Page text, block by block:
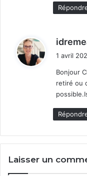
1 avril
Bonjour
retiré ou
Laisser un